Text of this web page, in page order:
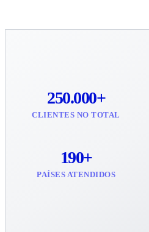
250.000+
CLIENTES NO TOTAL
190+
PAÍSES ATENDIDOS